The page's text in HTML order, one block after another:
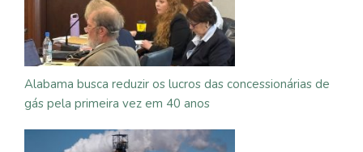
Alabama busca reduzir os lucros das concessionárias de
gás pela primeira vez em 40 anos